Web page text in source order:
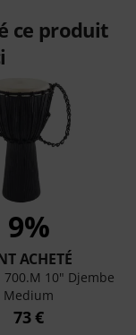
ce produit
9%
ACHETÉ
700.M 10" Djembe
Medium
73 €